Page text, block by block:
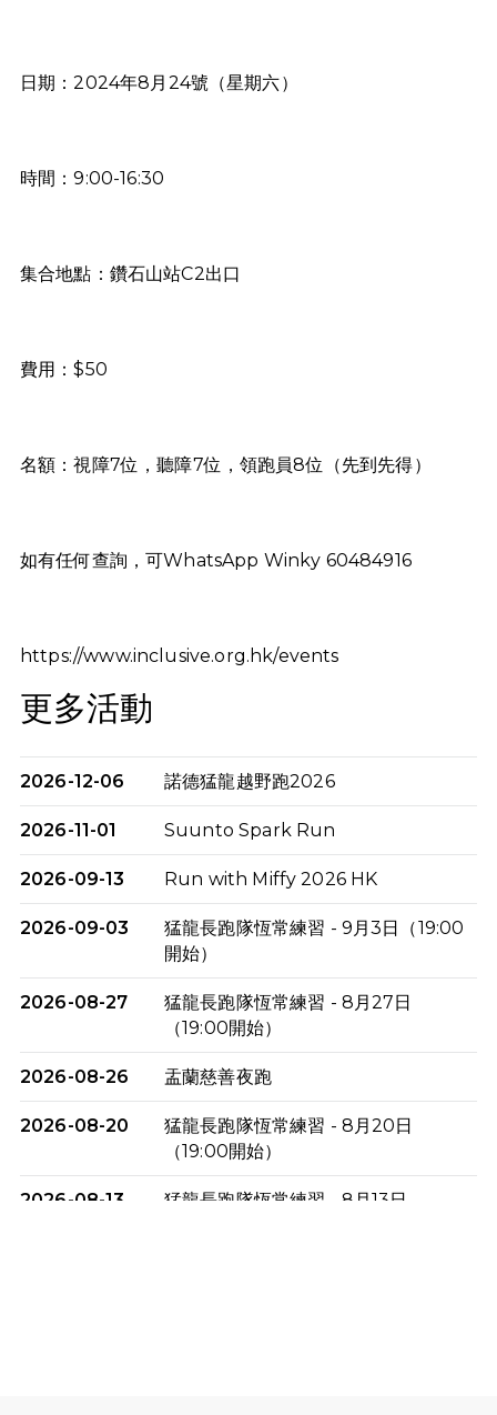
日期：2024年8月24號（星期六）
時間：9:00-16:30
集合地點：鑽石山站C2出口
費用：$50
名額：視障7位，聽障7位，領跑員8位（先到先得）
如有任何查詢，可WhatsApp Winky 60484916
https://www.inclusive.org.hk/events
更多活動
2026-12-06 諾德猛龍越野跑2026
2026-11-01 Suunto Spark Run
2026-09-13 Run with Miffy 2026 HK
2026-09-03
猛龍長跑隊恆常練習 - 9月3日（19:00
開始）
2026-08-27
猛龍長跑隊恆常練習 - 8月27日
（19:00開始）
2026-08-26 盂蘭慈善夜跑
2026-08-20
猛龍長跑隊恆常練習 - 8月20日
（19:00開始）
2026-08-13
猛龍長跑隊恆常練習 - 8月13日